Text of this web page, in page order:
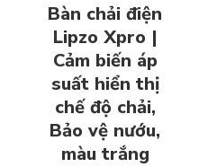
Bàn chải điện
Lipzo Xpro |
Cảm biến áp
suất hiển thị
chế độ chải,
Bảo vệ nướu,
màu trắng